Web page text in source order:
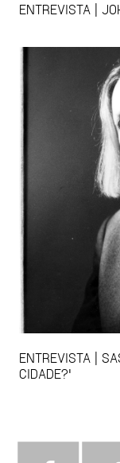
ENTREVISTA |
ENTREVISTA |
CIDADE?'